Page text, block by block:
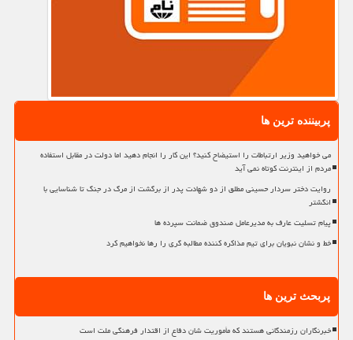
پربیننده ترین ها
می خواهید وزیر ارتباطات را استیضاح کنید؟ این کار را انجام دهید اما دولت در مقابل استفاده
مردم از اینترنت کوتاه نمی آید
روایت دختر سردار حسینی مطلق از دو شهادت پدر از برگشت از مرگ در جنگ تا شناسایی با
انگشتر
پیام تسلیت عارف به مدیرعامل صندوق ضمانت سپرده ها
خط و نشان نبویان برای تیم مذاکره کننده مطالبه گری را رها نخواهیم کرد
پربحث ترین ها
خبرنگاران رزمندگانی هستند که مأموریت شان دفاع از اقتدار فرهنگی ملت است